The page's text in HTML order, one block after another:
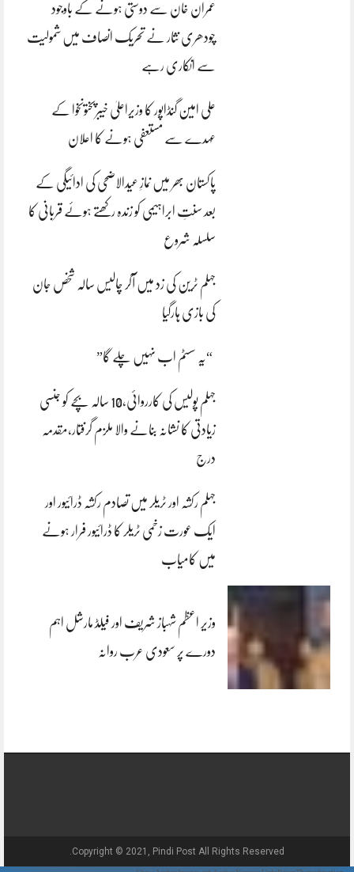
عمران خان سے دوستی ہونے کے باوجود
چودھری نثار نے تحریک انصاف میں شمولیت
سے انکاری رہے
علی امین گنڈاپور کا وزیراعلیٰ خیبرپختونخوا کے
عہدے سے مستعفی ہونے کا اعلان
پاکستان بھر میں نمازِ عیدالاضحی کی ادائیگی کے
بعد سنتِ ابراہیمی کو زندہ رکھتے ہوئے قربانی کا
سلسلہ شروع
جہلم ٹرین کی زد میں آکر چالیس سالہ شخص جان
کی بازی ہارگیا
“یہ سسٹم اب نہیں چلے گا”
جہلم پولیس کی کارروائی،10 سالہ بچے کو جنسی
زیادتی کا نشانہ بنانے والا ملزم گرفتار،مقدمہ
درج
جہلم رکشہ اور ٹریلر میں تصادم رکشہ ڈرائیور اور
ایک عورت زخمی ٹریلر کا ڈرائیور فرار ہونے
میں کامیاب
وزیر اعظم شہباز شریف اور فیلڈ مارشل اہم
دورے پر سعودی عرب روانہ
Copyright © 2021, Pindi Post All Rights Reserved.